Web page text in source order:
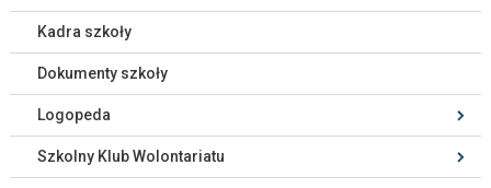
Kadra szkoły
Dokumenty szkoły
Logopeda
Szkolny Klub Wolontariatu